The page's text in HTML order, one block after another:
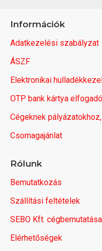
Információk
Adatkezelési szabályzat
ÁSZF
Elektronikai
OTP bank kártya
Cégeknek
Csomagajánlat
Rólunk
Bemutatkozás
Szállítási feltételek
SEBO Kft. cégbemutatása
Elérhetőségek